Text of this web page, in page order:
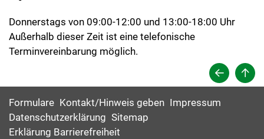
Donnerstags von 09:00-12:00 und 13:00-18:00 Uhr
Außerhalb dieser Zeit ist eine telefonische
Terminvereinbarung möglich.
Formulare Kontakt/Hinweis geben Impressum
Datenschutzerklärung Sitemap
Erklärung Barrierefreiheit